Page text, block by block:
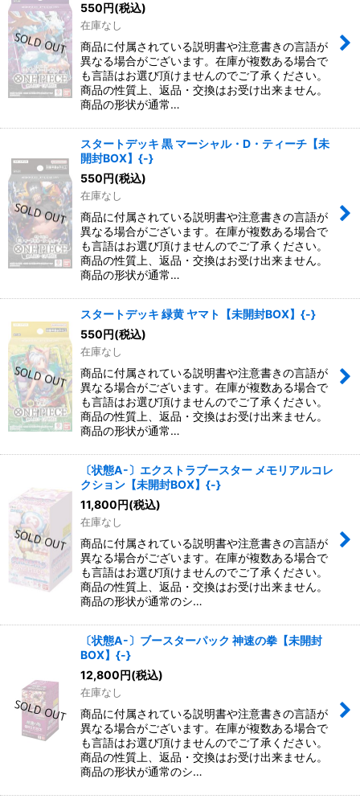
550円(税込)
在庫なし
商品に付属されている説明書や注意書きの言語が
異なる場合がございます。在庫が複数ある場合で
も言語はお選び頂けませんのでご了承ください。
商品の性質上、返品・交換はお受け出来ません。
商品の形状が通常…
スタートデッキ 黒 マーシャル・D・ティーチ【未
開封BOX】{-}
550円(税込)
在庫なし
商品に付属されている説明書や注意書きの言語が
異なる場合がございます。在庫が複数ある場合で
も言語はお選び頂けませんのでご了承ください。
商品の性質上、返品・交換はお受け出来ません。
商品の形状が通常…
スタートデッキ 緑黄 ヤマト【未開封BOX】{-}
550円(税込)
在庫なし
商品に付属されている説明書や注意書きの言語が
異なる場合がございます。在庫が複数ある場合で
も言語はお選び頂けませんのでご了承ください。
商品の性質上、返品・交換はお受け出来ません。
商品の形状が通常…
〔状態A-〕エクストラブースター メモリアルコレ
クション【未開封BOX】{-}
11,800円(税込)
在庫なし
商品に付属されている説明書や注意書きの言語が
異なる場合がございます。在庫が複数ある場合で
も言語はお選び頂けませんのでご了承ください。
商品の性質上、返品・交換はお受け出来ません。
商品の形状が通常のシ…
〔状態A-〕ブースターパック 神速の拳【未開封
BOX】{-}
12,800円(税込)
在庫なし
商品に付属されている説明書や注意書きの言語が
異なる場合がございます。在庫が複数ある場合で
も言語はお選び頂けませんのでご了承ください。
商品の性質上、返品・交換はお受け出来ません。
商品の形状が通常のシ…